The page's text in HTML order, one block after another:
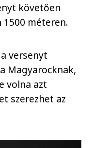
követően
méteren.
versenyt
Magyarocknak,
volna azt
szerezhet az